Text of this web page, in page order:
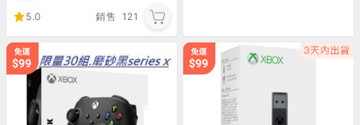
5.0
銷售 121